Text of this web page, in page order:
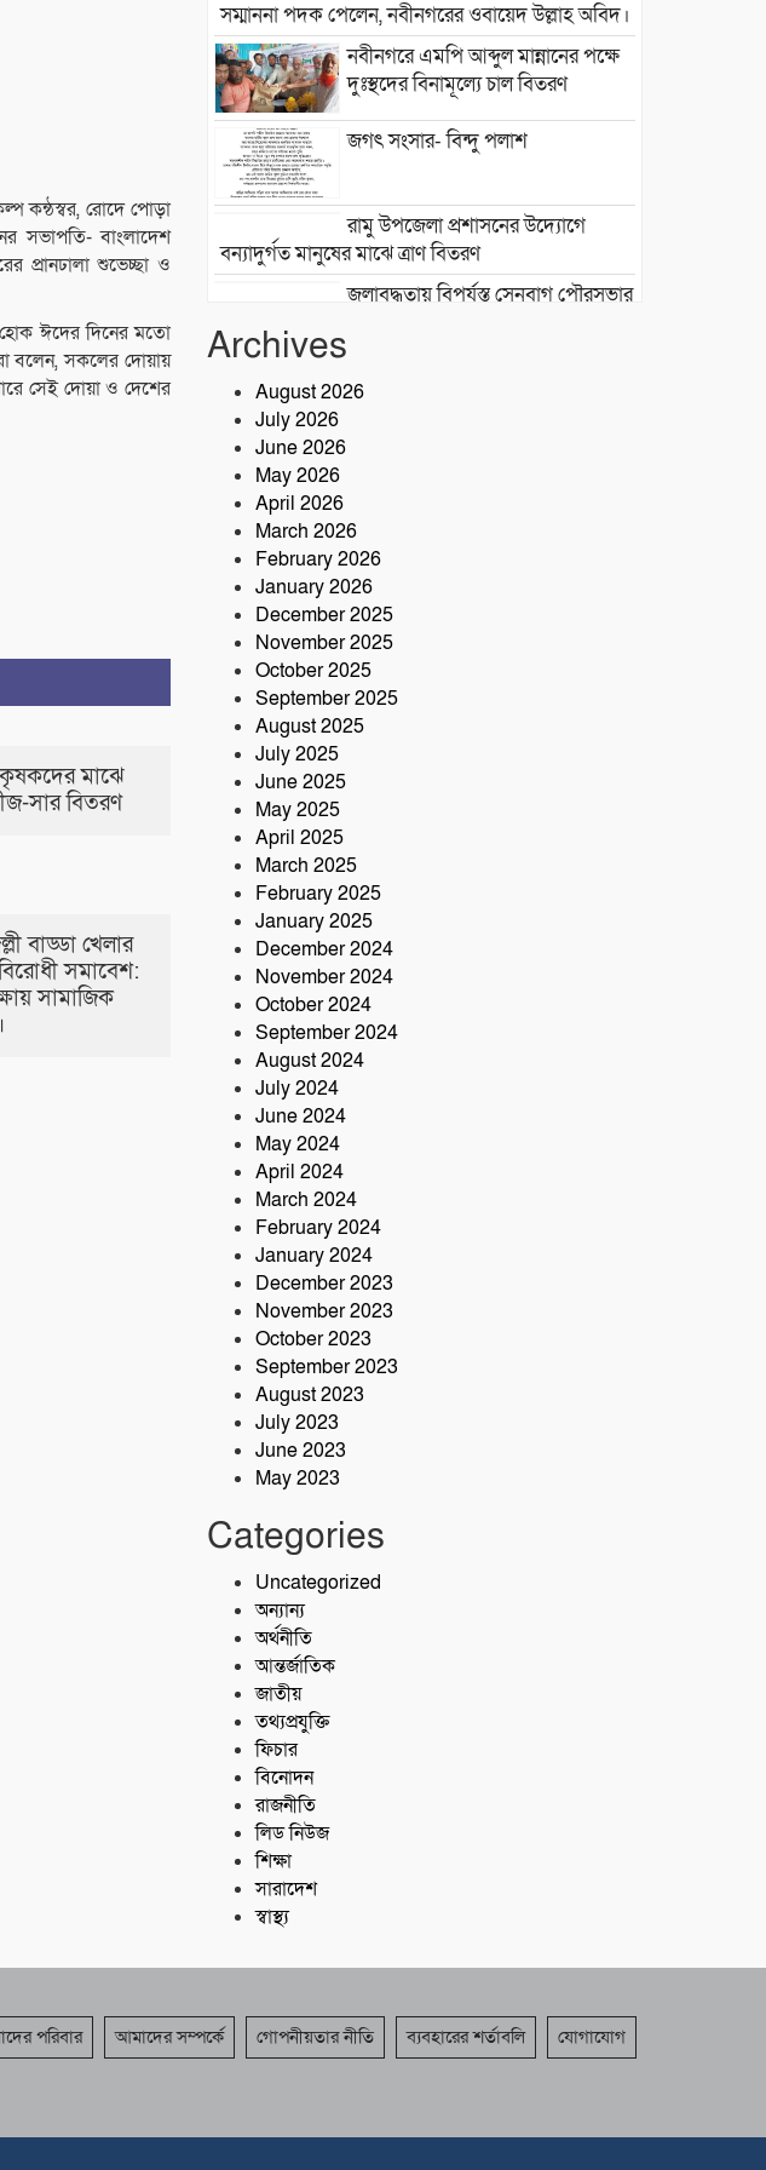
কন্ঠস্বর, রোদে পোড়া
সভাপতি- বাংলাদেশ
প্রানঢালা শুভেচ্ছা ও
হোক ঈদের দিনের মতো
বলেন, সকলের দোয়ায়
সেই দোয়া ও দেশের
কৃষকদের মাঝে
সার বিতরণ
বাড্ডা খেলার
সমাবেশ:
সামাজিক
সম্মাননা পদক পেলেন, নবীনগরের ওবায়েদ উল্লাহ অবিদ।
নবীনগরে এমপি আব্দুল মান্নানের পক্ষে
দুঃস্থদের বিনামূল্যে চাল বিতরণ
জগৎ সংসার- বিন্দু পলাশ
রামু উপজেলা প্রশাসনের উদ্যোগে
বন্যাদুর্গত মানুষের মাঝে ত্রাণ বিতরণ
জলাবদ্ধতায় বিপর্যস্ত সেনবাগ পৌরসভার
পুলিশ, নেতৃত্বে ওসি আবদুর রহিম
সড়ক দুর্ঘটনায় আরেক প্রাণহানি,
কবিরহাটে নিহত ৬০ বছরের কৃষক
Archives
August 2026
July 2026
June 2026
May 2026
April 2026
March 2026
February 2026
January 2026
December 2025
November 2025
October 2025
September 2025
August 2025
July 2025
June 2025
May 2025
April 2025
March 2025
February 2025
January 2025
December 2024
November 2024
October 2024
September 2024
August 2024
July 2024
June 2024
May 2024
April 2024
March 2024
February 2024
January 2024
December 2023
November 2023
October 2023
September 2023
August 2023
July 2023
June 2023
May 2023
Categories
Uncategorized
অন্যান্য
অর্থনীতি
আন্তর্জাতিক
জাতীয়
তথ্যপ্রযুক্তি
ফিচার
বিনোদন
রাজনীতি
লিড নিউজ
শিক্ষা
সারাদেশ
স্বাস্থ্য
পরিবার আমাদের সম্পর্কে গোপনীয়তার নীতি ব্যবহারের শর্তাবলি যোগাযোগ